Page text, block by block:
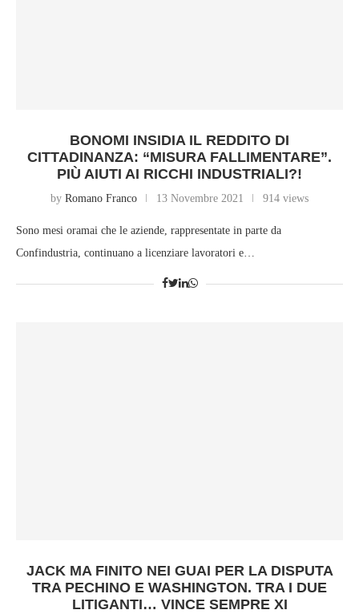
BONOMI INSIDIA IL REDDITO DI
CITTADINANZA: “MISURA FALLIMENTARE”.
PIÙ AIUTI AI RICCHI INDUSTRIALI?!
by Romano Franco 13 Novembre 2021 914 views
Sono mesi oramai che le aziende, rappresentate in parte da
Confindustria, continuano a licenziare lavoratori e…
JACK MA FINITO NEI GUAI PER LA DISPUTA
TRA PECHINO E WASHINGTON. TRA I DUE
LITIGANTI… VINCE SEMPRE XI